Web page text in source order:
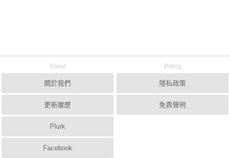
About
關於我們
更新履歷
Plurk
Facebook
Policy
隱私政策
免責聲明